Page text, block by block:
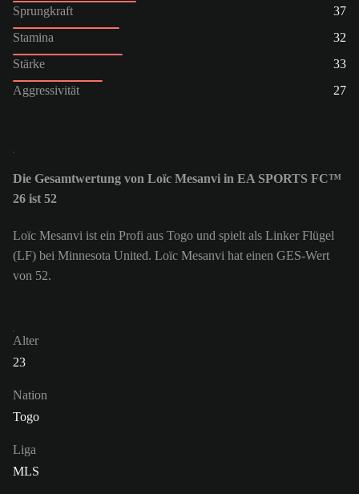
Sprungkraft
37
Stamina
32
Stärke
33
Aggressivität
27
Die Gesamtwertung von Loïc Mesanvi in EA SPORTS FC™
26 ist 52
Loïc Mesanvi ist ein Profi aus Togo und spielt als Linker Flügel
(LF) bei Minnesota United. Loïc Mesanvi hat einen GES-Wert
von 52.
Alter
23
Nation
Togo
Liga
MLS